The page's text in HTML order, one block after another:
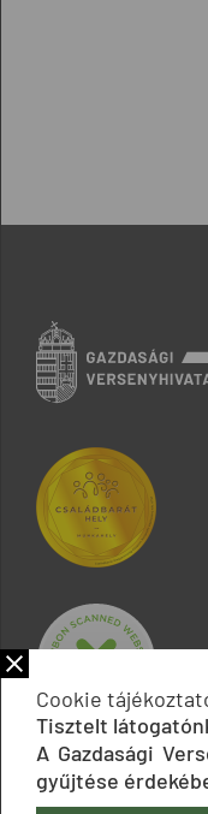
Cookie
Tisztelt
A Gazdasági
gyűjtése